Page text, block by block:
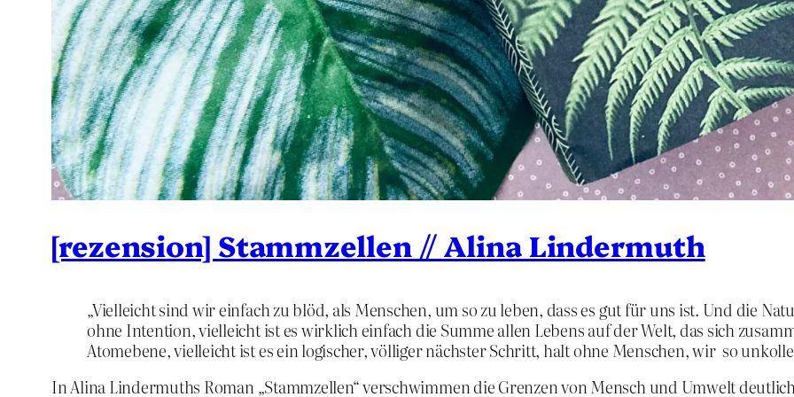
[rezension] Stammzellen // Alina Lindermuth
„Vielleicht sind wir einfach zu blöd, als Menschen, um so zu leben, dass es gut für uns ist. Und die
ohne Intention, vielleicht ist es wirklich einfach die Summe allen Lebens auf der Welt, das sich
Atomebene, vielleicht ist es ein logischer, völliger nächster Schritt, halt ohne Menschen, wir so
In Alina Lindermuths Roman „Stammzellen“ verschwimmen die Grenzen von Mensch und Umwelt